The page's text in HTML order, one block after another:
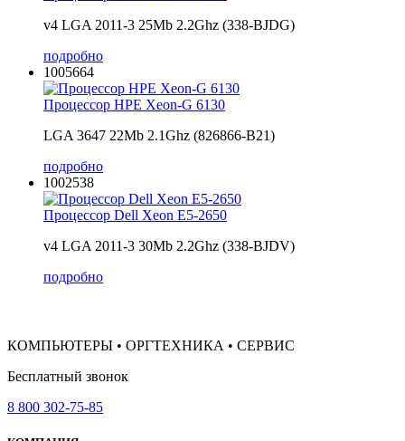
v4 LGA 2011-3 25Mb 2.2Ghz (338-BJDG)
подробно
1005664
Процессор HPE Xeon-G 6130
LGA 3647 22Mb 2.1Ghz (826866-B21)
подробно
1002538
Процессор Dell Xeon E5-2650
v4 LGA 2011-3 30Mb 2.2Ghz (338-BJDV)
подробно
КОМПЬЮТЕРЫ • ОРГТЕХНИКА • СЕРВИС
Бесплатный звонок
8 800 302-75-85